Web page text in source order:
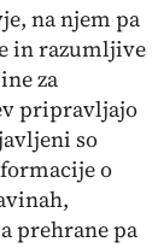
na njem pa
in razumljive
za
pripravljajo
so
o
prehrane pa